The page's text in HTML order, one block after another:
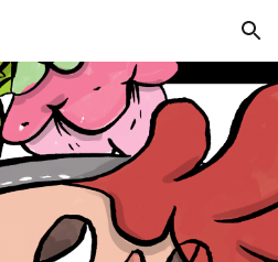
Skip to navigation